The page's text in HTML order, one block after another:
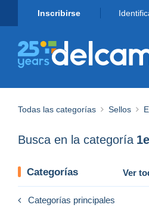
Inscribirse
Todas las categorías Sellos
Busca en la categoría
Categorías Ver
Categorías principales